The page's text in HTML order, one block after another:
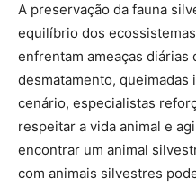
A preservação da fauna
equilíbrio dos
enfrentam ameaças diárias
desmatamento,
cenário, especialistas
respeitar a vida animal e
encontrar um animal
com animais silvestres